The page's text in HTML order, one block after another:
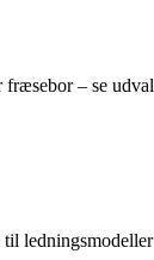
fræsebor – se
ledningsmodeller